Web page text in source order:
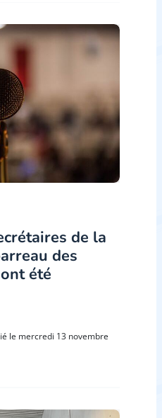
de la
des
été
le mercredi 13 novembre